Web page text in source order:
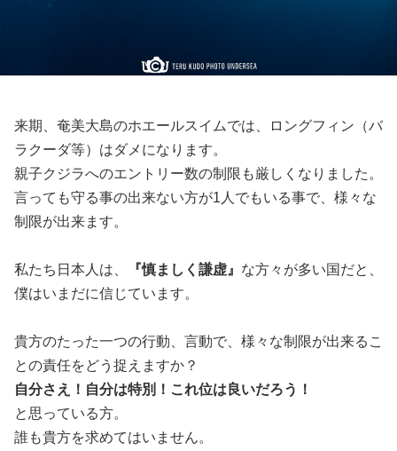
来期、奄美大島のホエールスイムでは、ロングフィン（バ
ラクーダ等）はダメになります。
親子クジラへのエントリー数の制限も厳しくなりました。
言っても守る事の出来ない方が1人でもいる事で、様々な
制限が出来ます。
私たち日本人は、 『慎ましく謙虚』 な方々が多い国だと、
僕はいまだに信じています。
貴方のたった一つの行動、言動で、様々な制限が出来るこ
との責任をどう捉えますか？
自分さえ！自分は特別！これ位は良いだろう！
と思っている方。
誰も貴方を求めてはいません。